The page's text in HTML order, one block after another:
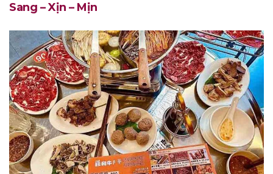
Sang – Xịn – Mịn